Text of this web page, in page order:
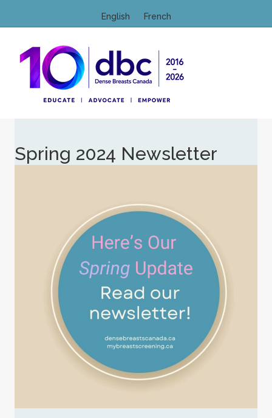
English French
Spring 2024 Newsletter